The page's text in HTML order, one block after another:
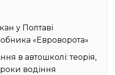
у Полтаві
«Евроворота»
в автошколі: теорія,
водіння